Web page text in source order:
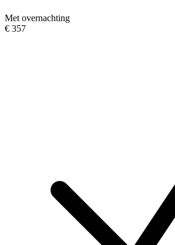
Met overnachting
€ 357